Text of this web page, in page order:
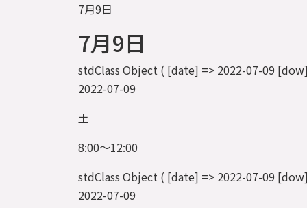
7月9日
7月9日
stdClass Object ( [date] => 2022-07-09
2022-07-09
土
8:00～12:00
stdClass Object ( [date] => 2022-07-09
2022-07-09